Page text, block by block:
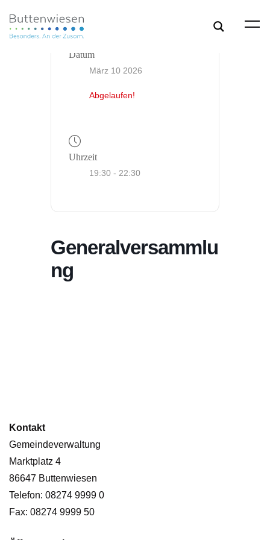
Datum
März 10 2026
Abgelaufen!
Uhrzeit
19:30 - 22:30
Generalversammlu
ng
Kontakt
Gemeindeverwaltung
Marktplatz 4
86647 Buttenwiesen
Telefon: 08274 9999 0
Fax: 08274 9999 50